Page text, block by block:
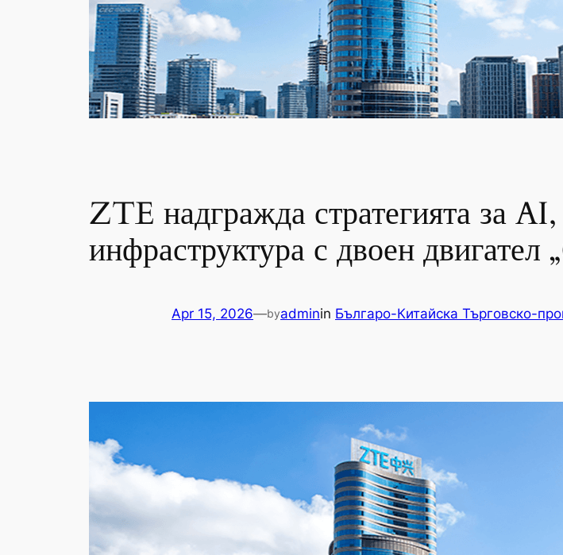
ZTE надгражда стратегията за
инфраструктура с двоен двигател
Apr 15, 2026—byadminin Българо-Китайска Търговско-